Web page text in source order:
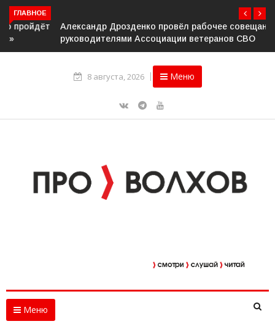
ГЛАВНОЕ
Александр Дрозденко провёл рабочее совещание с
руководителями Ассоциации ветеранов СВО
8 августа, 2026 Меню
Меню